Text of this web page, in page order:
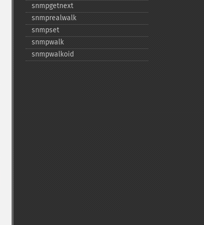
snmpgetnext
snmprealwalk
snmpset
snmpwalk
snmpwalkoid